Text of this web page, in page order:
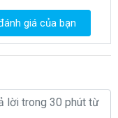
giá của bạn